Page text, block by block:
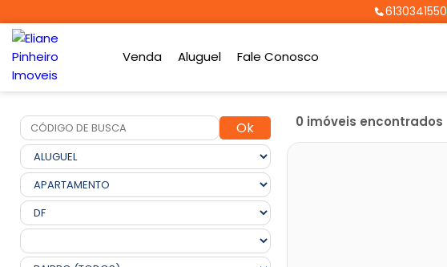
6130341550
Venda Aluguel Fale Conosco
Ok 0 imóveis encontrados